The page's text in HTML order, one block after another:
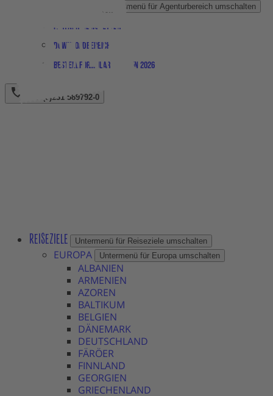
Untermenü für Agenturbereich umschalten
Downloadbereich
Bestellformular Magazin 2026
+49 (0)231 589792-0
REISEZIELE Untermenü für Reiseziele umschalten
EUROPA Untermenü für Europa umschalten
ALBANIEN
ARMENIEN
AZOREN
BALTIKUM
BELGIEN
DÄNEMARK
DEUTSCHLAND
FÄRÖER
FINNLAND
GEORGIEN
GRIECHENLAND